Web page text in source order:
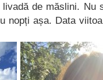
de măslini. Nu
nopți așa. Data